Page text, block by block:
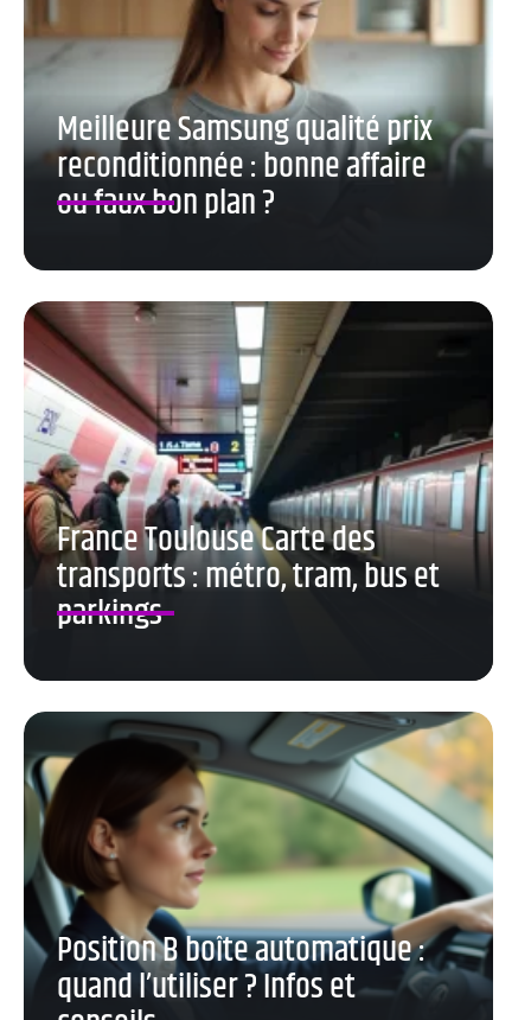
Meilleure Samsung qualité prix
reconditionnée : bonne affaire
ou faux bon plan ?
France Toulouse Carte des
transports : métro, tram, bus et
parkings
Position B boîte automatique :
quand l’utiliser ? Infos et